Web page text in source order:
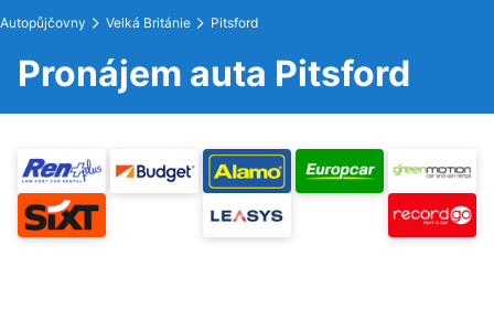
Autopůjčovny Velká Británie Pitsford
Pronájem auta Pitsford